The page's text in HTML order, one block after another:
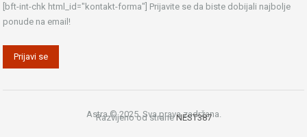
[bft-int-chk html_id="kontakt-forma"] Prijavite se da biste dobijali najbolje
ponude na email!
Astra © 2025. Sva prava zadržana.
Razvijeno od straneNEST387